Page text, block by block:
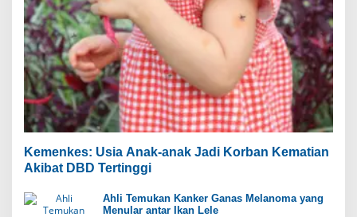
Kemenkes: Usia Anak-anak Jadi Korban Kematian
Akibat DBD Tertinggi
Ahli Temukan Kanker Ganas Melanoma yang
Menular antar Ikan Lele